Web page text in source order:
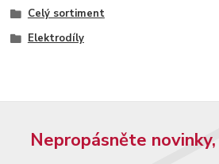
Celý sortiment
Elektrodíly
Nepropásněte